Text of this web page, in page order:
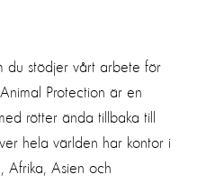
du stödjer vårt arbete för
Protection är en
rötter ända tillbaka till
hela världen har kontor i
Afrika, Asien och